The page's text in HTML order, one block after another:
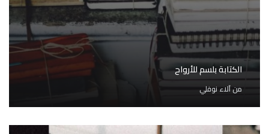
الكتابة بلسم للأرواح
منآلاء نوفلي